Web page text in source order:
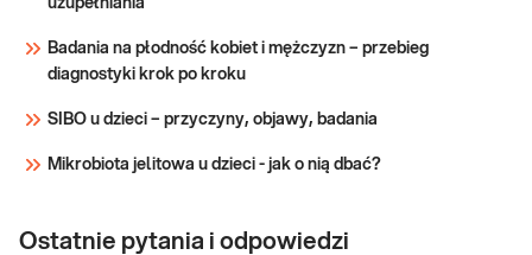
uzupełniania
Badania na płodność kobiet i mężczyzn – przebieg
diagnostyki krok po kroku
SIBO u dzieci – przyczyny, objawy, badania
Mikrobiota jelitowa u dzieci - jak o nią dbać?
Ostatnie pytania i odpowiedzi